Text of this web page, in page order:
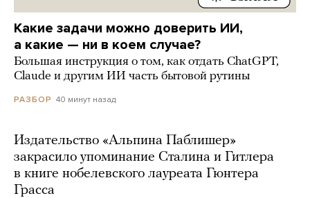
Какие задачи можно доверить ИИ,
а какие — ни в коем случае?
Большая инструкция о том, как отдать ChatGPT,
Claude и другим ИИ часть бытовой рутины
РАЗБОР 40 минут назад
Издательство «Альпина Паблишер»
закрасило упоминание Сталина и Гитлера
в книге нобелевского лауреата Гюнтера
Грасса